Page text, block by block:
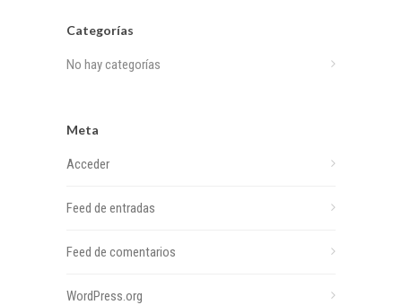
Categorías
No hay categorías
Meta
Acceder
Feed de entradas
Feed de comentarios
WordPress.org